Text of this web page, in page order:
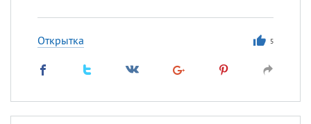
Открытка 5